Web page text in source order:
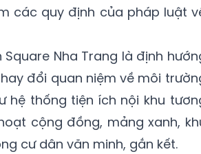
các quy định của pháp luật
Nha Trang là định
đổi quan niệm về môi
hệ thống tiện ích nội khu
cộng đồng, mảng xanh,
cư dân văn minh, gắn kết.